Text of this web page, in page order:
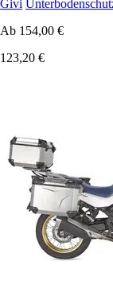
Givi
Ab 154,00 €
123,20 €